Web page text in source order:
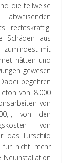
die teilweise
rechtskräftig.
Schäden aus
zumindest mit
hätten und
gewesen
begehren
von 8.000
von
, von den
von
das Türschild
für nicht mehr
Neuinstallation